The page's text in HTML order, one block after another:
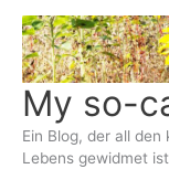
Zum
Inhalt
springen
My so-
Ein Blog, der all
Lebens gewidmet